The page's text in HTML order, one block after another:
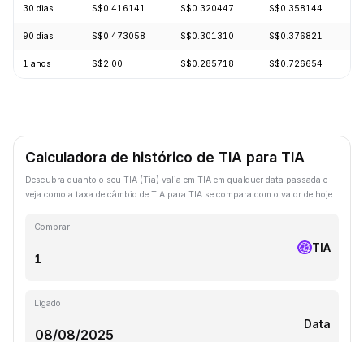
30 dias S$0.416141 S$0.320447 S$0.358144
90 dias S$0.473058 S$0.301310 S$0.376821
1 anos S$2.00 S$0.285718 S$0.726654
Calculadora de histórico de TIA para TIA
Descubra quanto o seu TIA (Tia) valia em TIA em qualquer data passada e
veja como a taxa de câmbio de TIA para TIA se compara com o valor de hoje.
Comprar
TIA
Ligado
Data